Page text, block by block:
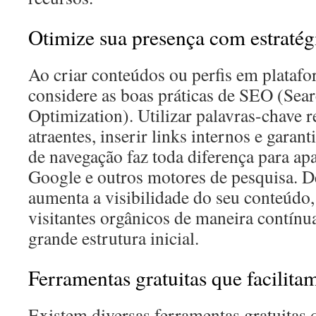
Otimize sua presença com
Ao criar conteúdos ou perfis em
considere as boas práticas de SEO
Optimization). Utilizar palavras-chave
atraentes, inserir links internos e
de navegação faz toda diferença para
Google e outros motores de pesquisa.
aumenta a visibilidade do seu
visitantes orgânicos de maneira
grande estrutura inicial.
Ferramentas gratuitas que